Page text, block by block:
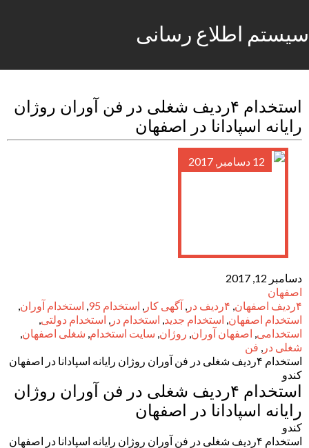
سیستم اطلاع رسانی
استخدام ۴ردیف شغلی در فن آوران روژان
رایانه اسپادانا در اصفهان
12 دسامبر, 2017
دسامبر 12, 2017
اصفهان
۴ردیف اصفهان
, ۴ردیف در , آگهی کار , استخدام 95 , استخدام آوران,
استخدام اصفهان, استخدام جدید, استخدام در , استخدام دولتی,
استخدامی, اصفهان آوران, روژان, سایت استخدام, شغلی اصفهان,
شغلی در , فن
استخدام ۴ردیف شغلی در فن آوران روژان رایانه اسپادانا در اصفهان
کندو
استخدام ۴ردیف شغلی در فن آوران روژان
رایانه اسپادانا در اصفهان
کندو
استخدام ۴ردیف شغلی در فن آوران روژان رایانه اسپادانا در اصفهان